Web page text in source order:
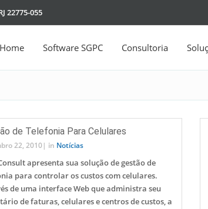
22775-055
Home Software SGPC Consultoria
de Telefonia Para Celulares
22, 2010 | in Notícias
apresenta sua solução de gestão de
para controlar os custos com celulares.
de uma interface Web que administra seu
de faturas, celulares e centros de custos, a